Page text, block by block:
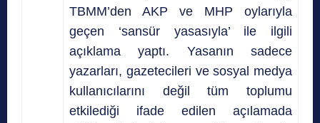
TBMM’den AKP ve MHP oylarıyla
geçen ‘sansür yasasıyla’ ile ilgili
açıklama yaptı. Yasanın sadece
yazarları, gazetecileri ve sosyal medya
kullanıcılarını değil tüm toplumu
etkilediği ifade edilen açılamada